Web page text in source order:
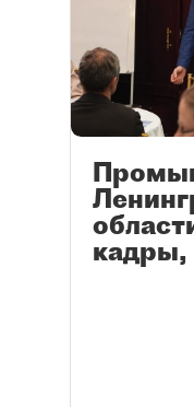
кадры,